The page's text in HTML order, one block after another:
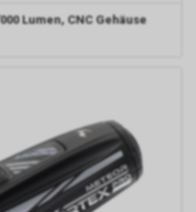
Lumen, CNC Gehäuse